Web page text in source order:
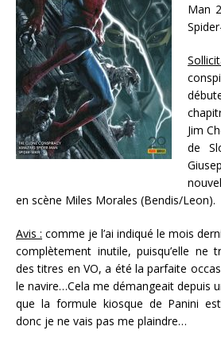
Man
Jim
de
en scène Miles Morales (Bendis/Leon).
Avis : comme je l’ai indiqué le mois
complètement inutile, puisqu’elle ne
des titres en VO, a été la parfaite
le navire…Cela me démangeait depuis
que la formule kiosque de Panini
donc je ne vais pas me plaindre…